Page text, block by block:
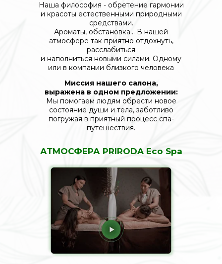
Наша философия - обретение гармонии
и красоты естественными природными
средствами.
Ароматы, обстановка... В нашей
атмосфере так приятно отдохнуть,
расслабиться
и наполниться новыми силами. Одному
или в компании близкого человека
АТМОСФЕРА PRIRODA Eco Spa
Миссия нашего салона,
выражена в одном предложении:
Мы помогаем людям обрести новое
состояние души и тела, заботливо
погружая в приятный процесс спа-
путешествия.